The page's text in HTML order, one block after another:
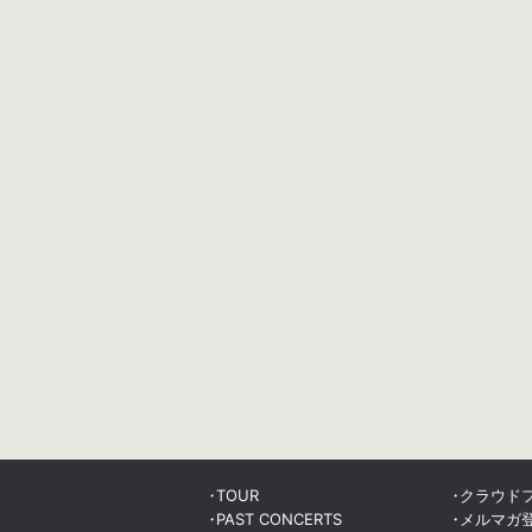
TOUR
PAST CONCERTS
クラウド
メルマガ